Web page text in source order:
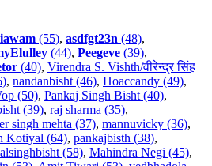
(55), asdfgt23n (48),
(44), Peegeve (39),
(40), Virendra S. Vishth/वीरेन्द्र सिंह
, nandanbisht (46), Hoaccandy (49),
(50), Pankaj Singh Bisht (40),
(39), raj sharma (35),
singh mehta (37), mannuvicky (36),
Kotiyal (64), pankajbisth (38),
(58), Mahindra Negi (45),